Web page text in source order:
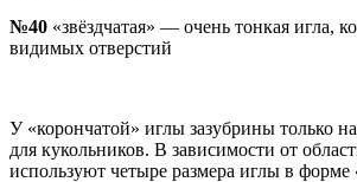
№40 «звёздчатая» — очень тонкая игла,
видимых отверстий
У «корончатой» иглы зазубрины только
для кукольников. В зависимости от
используют четыре размера иглы в форме